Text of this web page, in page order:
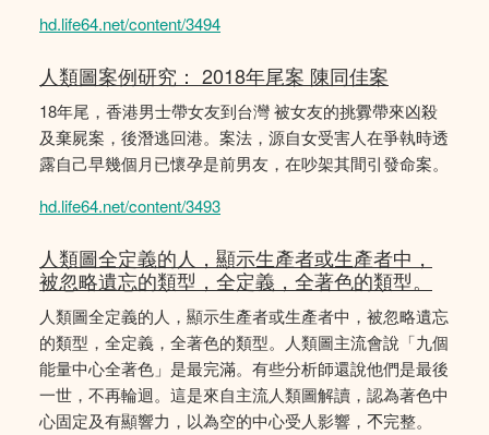
hd.life64.net/content/3494
人類圖案例研究： 2018年尾案 陳同佳案
18年尾，香港男士帶女友到台灣 被女友的挑釁帶來凶殺
及棄屍案，後潛逃回港。案法，源自女受害人在爭執時透
露自己早幾個月已懷孕是前男友，在吵架其間引發命案。
hd.life64.net/content/3493
人類圖全定義的人，顯示生產者或生產者中，
被忽略遺忘的類型，全定義，全著色的類型。
人類圖全定義的人，顯示生產者或生產者中，被忽略遺忘
的類型，全定義，全著色的類型。人類圖主流會說「九個
能量中心全著色」是最完滿。有些分析師還說他們是最後
一世，不再輪迴。這是來自主流人類圖解讀，認為著色中
心固定及有顯響力，以為空的中心受人影響，𣎴完整。